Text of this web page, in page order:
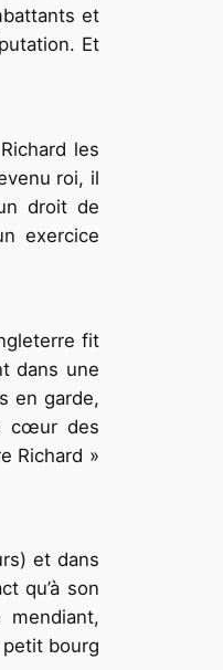
et
Et
les
roi, il
droit de
exercice
fit
dans une
en garde,
cœur des
Richard »
et dans
qu’à son
petit bourg